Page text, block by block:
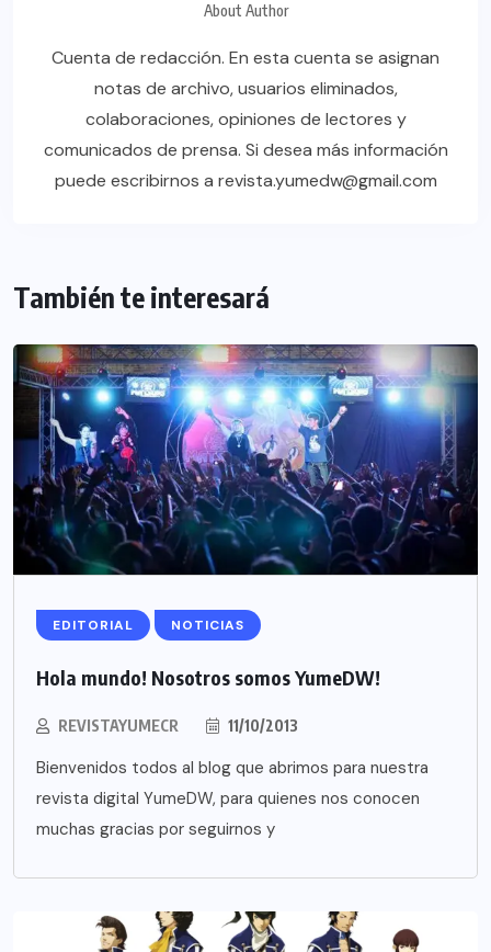
About Author
Cuenta de redacción. En esta cuenta se asignan
notas de archivo, usuarios eliminados,
colaboraciones, opiniones de lectores y
comunicados de prensa. Si desea más información
puede escribirnos a revista.yumedw@gmail.com
También te interesará
EDITORIAL NOTICIAS
Hola mundo! Nosotros somos YumeDW!
REVISTAYUMECR 11/10/2013
Bienvenidos todos al blog que abrimos para nuestra
revista digital YumeDW, para quienes nos conocen
muchas gracias por seguirnos y